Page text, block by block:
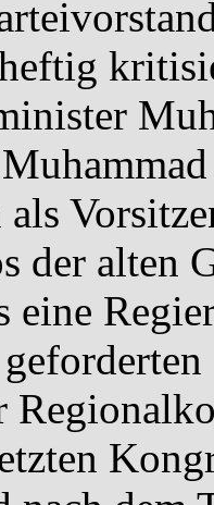
als
der alten
eine